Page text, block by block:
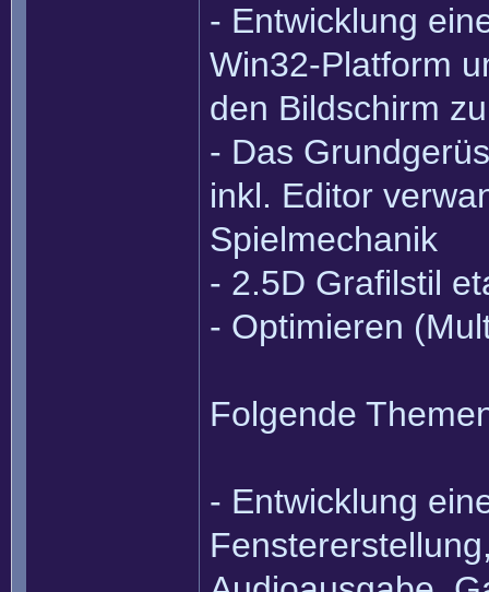
- Entwicklung
Win32-Platform
den Bildschirm
- Das
inkl. Editor
Spielmechanik
- 2.5D Grafilstil
- Optimieren
Folgende
- Entwicklung